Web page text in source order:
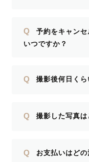
Q
予約をキャン
いつですか？
Q 撮影後何日く
Q 撮影した写真
Q お支払いはど